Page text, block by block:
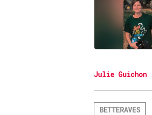
Julie Guichon
BETTERAVES